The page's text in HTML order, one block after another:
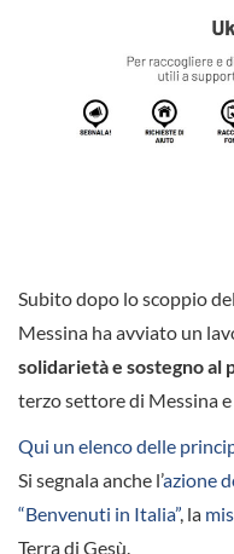
Subito dopo lo scoppio
Messina ha avviato un
solidarietà e sostegno al
terzo settore di Messina
Qui un elenco delle
Si segnala anche l’azione
“Benvenuti in Italia”, la
Terra di Gesù.